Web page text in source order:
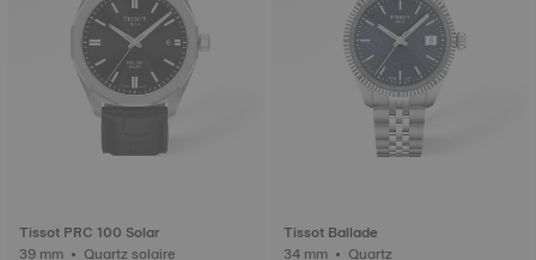
Tissot PRC 100 Solar
39 mm • Quartz solaire
Tissot Ballade
34 mm • Quartz